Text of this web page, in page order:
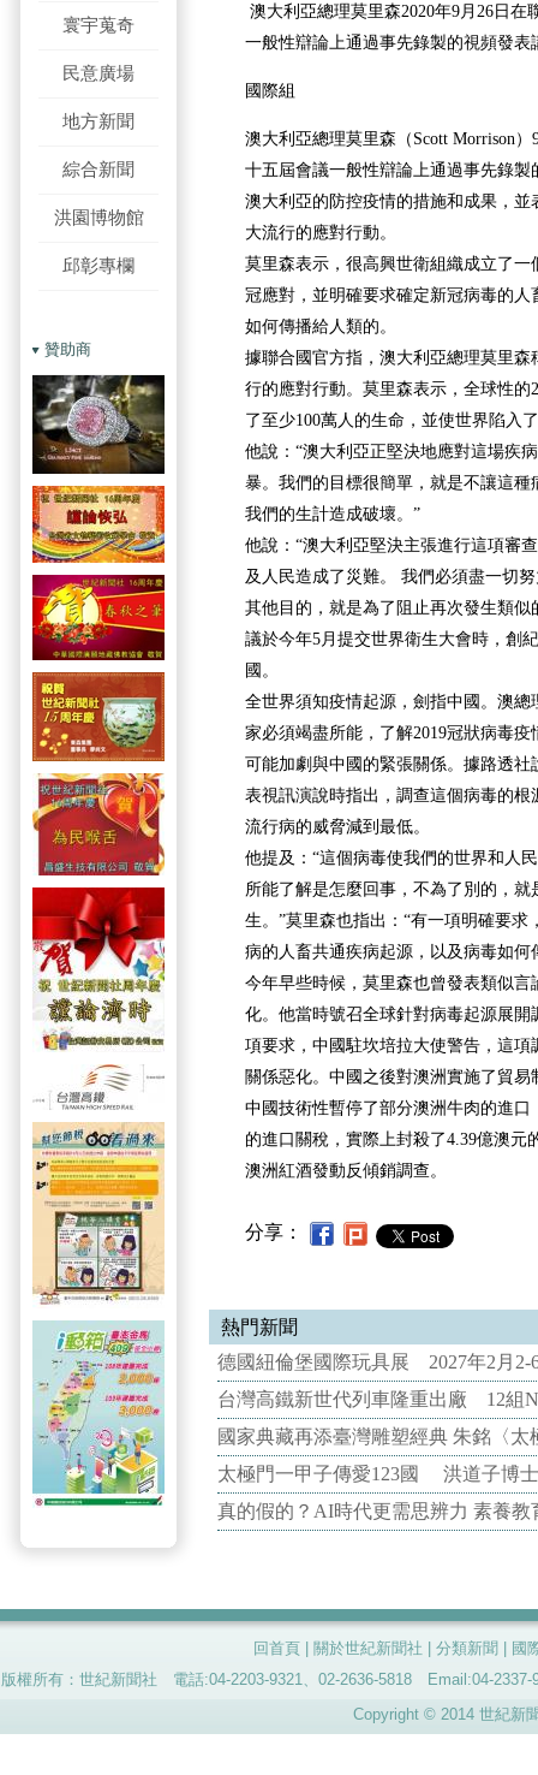
寰宇蒐奇
民意廣場
地方新聞
綜合新聞
洪園博物館
邱彰專欄
贊助商
澳大利亞總理莫里森2020年9月26日在
一般性辯論上通過事先錄製的視頻發
國際組
澳大利亞總理莫里森（Scott Morrison
十五屆會議一般性辯論上通過事先錄
澳大利亞的防控疫情的措施和成果，
大流行的應對行動。
莫里森表示，很高興世衛組織成立了
冠應對，並明確要求確定新冠病毒的
如何傳播給人類的。
據聯合國官方指，澳大利亞總理莫里
行的應對行動。莫里森表示，全球性的
了至少100萬人的生命，並使世界陷入
他說：“澳大利亞正堅決地應對這場疾
暴。我們的目標很簡單，就是不讓這
我們的生計造成破壞。”
他說：“澳大利亞堅決主張進行這項審
及人民造成了災難。 我們必須盡一切
其他目的，就是為了阻止再次發生類似
議於今年5月提交世界衛生大會時，創
國。
全世界須知疫情起源，劍指中國。澳
家必須竭盡所能，了解2019冠狀病毒
可能加劇與中國的緊張關係。據路透
表視訊演說時指出，調查這個病毒的
流行病的威脅減到最低。
他提及：“這個病毒使我們的世界和人
所能了解是怎麼回事，不為了別的，就
生。”莫里森也指出：“有一項明確要求
病的人畜共通疾病起源，以及病毒如何
今年早些時候，莫里森也曾發表類似
化。他當時號召全球針對病毒起源展
項要求，中國駐坎培拉大使警告，這
關係惡化。中國之後對澳洲實施了貿易
中國技術性暫停了部分澳洲牛肉的進口
的進口關稅，實際上封殺了4.39億澳元
澳洲紅酒發動反傾銷調查。
分享：
熱門新聞
德國紐倫堡國際玩具展 2027年2月2-
台灣高鐵新世代列車隆重出廠 12組
國家典藏再添臺灣雕塑經典 朱銘〈
太極門一甲子傳愛123國 洪道子博
真的假的？AI時代更需思辨力 素養
回首頁 關於世紀新聞社 分類新聞
國
版權所有：世紀新聞社 電話:04-2203-9321、02-2636-5818 Email:04-
Copyright © 2014 世紀新